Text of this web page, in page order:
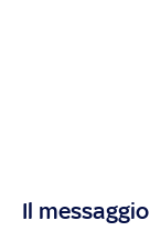
Il